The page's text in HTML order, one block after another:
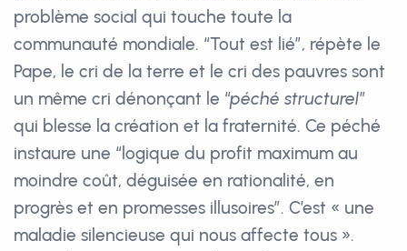
problème social qui touche toute la
communauté mondiale. “Tout est lié”, répète le
Pape, le cri de la terre et le cri des pauvres sont
un même cri dénonçant le “péché structurel”
qui blesse la création et la fraternité. Ce péché
instaure une “logique du profit maximum au
moindre coût, déguisée en rationalité, en
progrès et en promesses illusoires”. C’est « une
maladie silencieuse qui nous affecte tous ».